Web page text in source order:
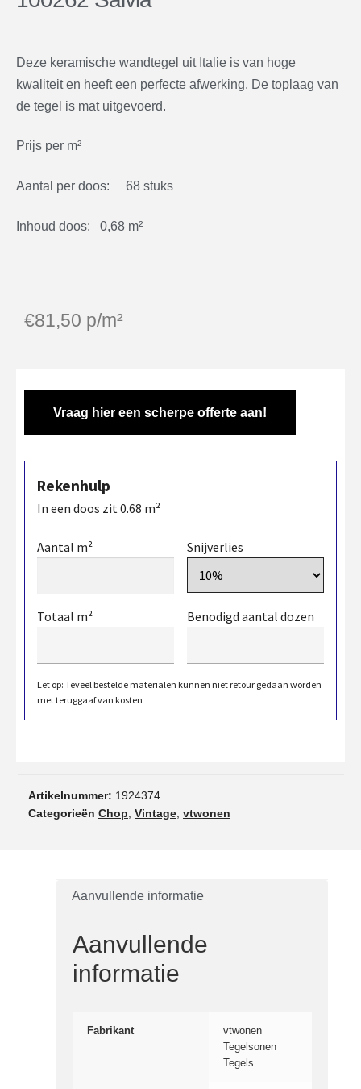
Deze keramische wandtegel uit Italie is van hoge
kwaliteit en heeft een perfecte afwerking. De toplaag van
de tegel is mat uitgevoerd.
Prijs per m²
Aantal per doos: 68 stuks
Inhoud doos: 0,68 m²
€81,50 p/m²
Vraag hier een scherpe offerte aan!
Rekenhulp
In een doos zit0.68 m²
Aantal m² Snijverlies
Totaal m² Benodigd aantal dozen
Let op: Teveel bestelde materialen kunnen niet retour gedaan worden
met teruggaaf van kosten
Artikelnummer: 1924374
Categorieën Chop Vintage vtwonen
Aanvullende informatie
Aanvullende
informatie
Fabrikant
vtwonen
Tegelsonen
Tegels